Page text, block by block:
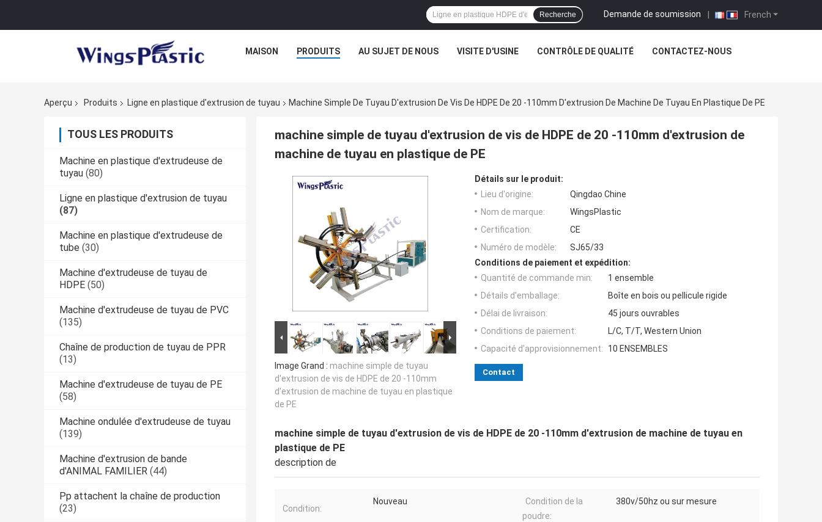
French
Demande de soumission |
Recherche
MAISON PRODUITS AU SUJET DE NOUS VISITE D'USINE CONTRÔLE DE QUALITÉ CONTACTEZ-NOUS
Aperçu Produits Ligne en plastique d'extrusion de tuyau Machine Simple De Tuyau D'extrusion De Vis De HDPE De 20 -110mm D'extrusion De Machine De Tuyau En Plastique De PE
TOUS LES PRODUITS
Machine en plastique d'extrudeuse de
tuyau (80)
Ligne en plastique d'extrusion de tuyau
(87)
Machine en plastique d'extrudeuse de
tube (30)
Machine d'extrudeuse de tuyau de
HDPE (50)
Machine d'extrudeuse de tuyau de PVC
(135)
Chaîne de production de tuyau de PPR
(13)
Machine d'extrudeuse de tuyau de PE
(58)
Machine ondulée d'extrudeuse de tuyau
(139)
Machine d'extrusion de bande
d'ANIMAL FAMILIER (44)
Pp attachent la chaîne de production
(23)
machine simple de tuyau d'extrusion de vis de HDPE de 20 -110mm d'extrusion de
machine de tuyau en plastique de PE
Image Grand : machine simple de tuyau
d'extrusion de vis de HDPE de 20 -110mm
d'extrusion de machine de tuyau en plastique
de PE
Détails sur le produit:
Lieu d'origine:
Qingdao Chine
Nom de marque:
WingsPlastic
Certification:
CE
Numéro de modèle:
SJ65/33
Conditions de paiement et expédition:
Quantité de commande min:
1 ensemble
Détails d'emballage:
Boîte en bois ou pellicule rigide
Délai de livraison:
45 jours ouvrables
Conditions de paiement:
L/C, T/T, Western Union
Capacité d'approvisionnement:
10 ENSEMBLES
Contact
machine simple de tuyau d'extrusion de vis de HDPE de 20 -110mm d'extrusion de machine de tuyau en
plastique de PE
description de
Condition:
Nouveau
Condition de la
poudre:
380v/50hz ou sur mesure